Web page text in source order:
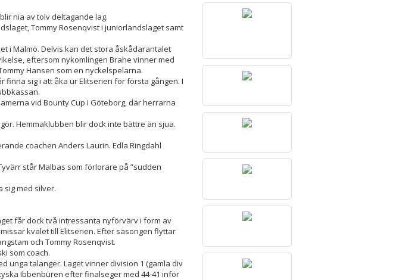
nia av tolv deltagande lag.
Tommy Rosenqvist i juniorlandslaget samt
i Malmö. Delvis kan det stora åskådarantalet
eftersom nykomlingen Brahe vinner med
Hansen som en nyckelspelarna.
finna sig i att åka ur Elitserien för första gången. I
vid Bounty Cup i Göteborg, där herrarna
Hemmaklubben blir dock inte bättre än sjua.
coachen Anders Laurin. Edla Ringdahl
står Malbas som förlorare på ”sudden
sig med silver.
får dock två intressanta nyförvärv i form av
kvalet till Elitserien. Efter säsongen flyttar
och Tommy Rosenqvist.
som coach.
unga talanger. Laget vinner division 1 (gamla div
Ibbenbüren efter finalseger med 44-41 inför